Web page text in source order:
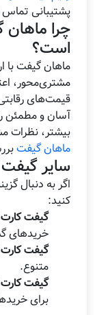
پشتیبانی تماس
چرا ماهان
است؟
ماهان گیفت با
مشتری‌محور،
قیمت‌های
آسان و مطمئن
بیشتر، نظرات
ماهان گیفت
سایر
اگر به دنبال
کنید:
گیفت کارت اپل 100
خریدهای
گیفت کارت اپل 25
متنوع.
گیفت کارت اپل 15
برای